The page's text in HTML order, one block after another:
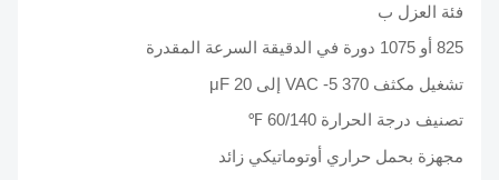
فئة العزل ب
تشغيل مكثف 370 VAC -5 إلى 20 μF
تصنيف درجة الحرارة 60/140 ℉
مجهزة بحمل حراري أوتوماتيكي زائد